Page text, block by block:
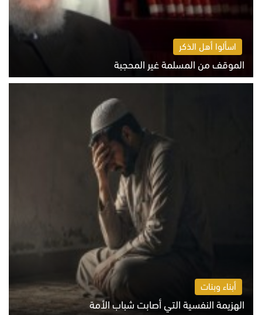
اسألوا أهل الذكر
الموقف من المسلمة غير المحجبة
الخميس 6 أغسطس 2026 10:45 ص
أبناء وبنات
الهزيمة النفسية التي أصابت شباب الأمة